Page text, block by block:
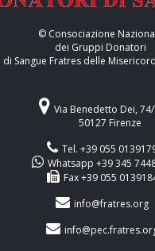
© Consociazione
dei Gruppi Donatori
di Sangue Fratres delle
Via Benedetto Dei,
50127 Firenze
Tel. +39 055
Whatsapp +39 345
Fax +39 055
info@fratres.org